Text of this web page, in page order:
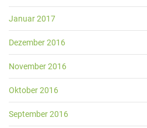
Januar 2017
Dezember 2016
November 2016
Oktober 2016
September 2016